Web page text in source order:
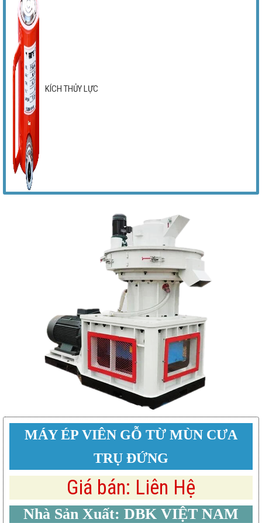
KÍCH THỦY LỰC
MÁY ÉP VIÊN GỖ TỪ MÙN CƯA
TRỤ ĐỨNG
Giá bán: Liên Hệ
Nhà Sản Xuất: DBK VIỆT NAM